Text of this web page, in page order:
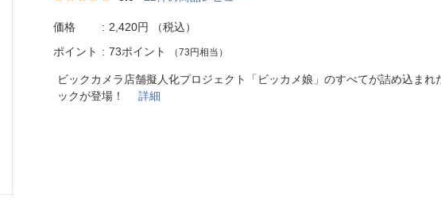
お客様サポート
ご利用ガイド
よくある質問・お問合せ
価格 2,420円
（税込）
ポイント
73ポイント （73円相当）
ビックカメラ店舗擬人化プロジェクト「ビッカメ娘」のすべてが詰め込まれ
ックが登場！詳細